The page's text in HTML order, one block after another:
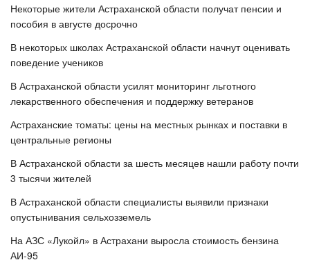
Некоторые жители Астраханской области получат пенсии и
пособия в августе досрочно
В некоторых школах Астраханской области начнут оценивать
поведение учеников
В Астраханской области усилят мониторинг льготного
лекарственного обеспечения и поддержку ветеранов
Астраханские томаты: цены на местных рынках и поставки в
центральные регионы
В Астраханской области за шесть месяцев нашли работу почти
3 тысячи жителей
В Астраханской области специалисты выявили признаки
опустынивания сельхозземель
На АЗС «Лукойл» в Астрахани выросла стоимость бензина
АИ-95